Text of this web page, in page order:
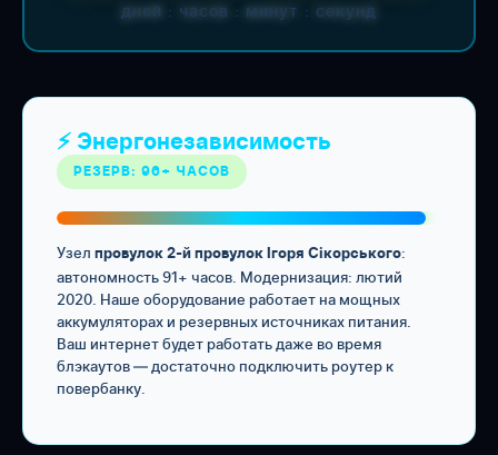
дней : часов : минут : секунд
⚡ Энергонезависимость
РЕЗЕРВ: 96+ ЧАСОВ
Узел провулок 2-й провулок Ігоря Сікорського:
автономность 91+ часов. Модернизация: лютий
2020. Наше оборудование работает на мощных
аккумуляторах и резервных источниках питания.
Ваш интернет будет работать даже во время
блэкаутов — достаточно подключить роутер к
повербанку.